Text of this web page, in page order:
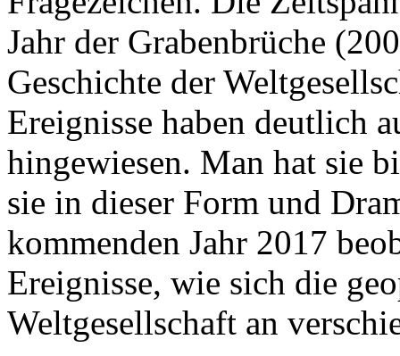
Jahr der Grabenbrüche
Geschichte der
Ereignisse haben deutlich
hingewiesen. Man hat sie
sie in dieser Form und
kommenden Jahr 2017
Ereignisse, wie sich die
Weltgesellschaft an